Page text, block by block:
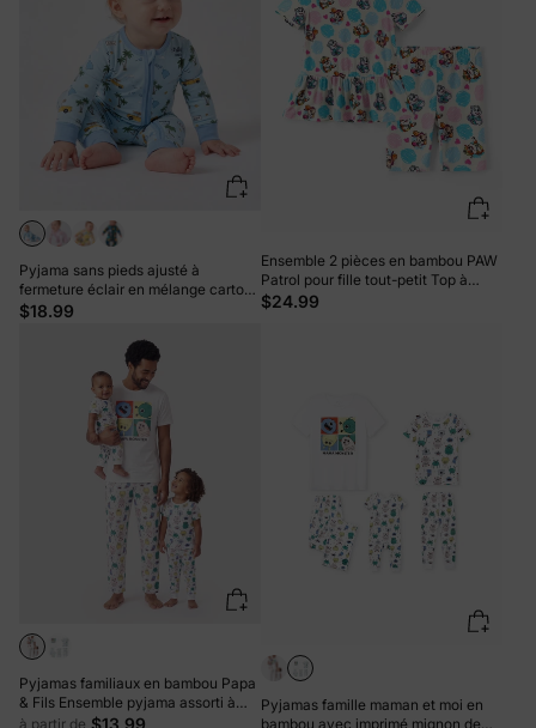
Pyjama sans pieds ajusté à
fermeture éclair en mélange cartoon
neutre en bambou pour bébé, bleu
$18.99
Ensemble 2 pièces en bambou PAW
Patrol pour fille tout-petit Top à
basque et short cycliste Multicolore
$24.99
Pyjamas familiaux en bambou Papa
& Fils Ensemble pyjama assorti à
manches courtes avec imprimé
à partir de $13.99
Pyjamas famille maman et moi en
bambou avec imprimé mignon de